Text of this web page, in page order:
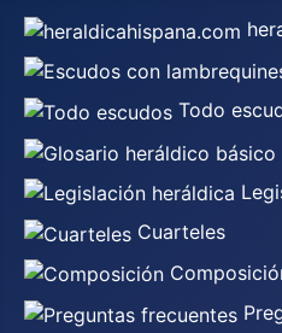
Todo
Cuarteles